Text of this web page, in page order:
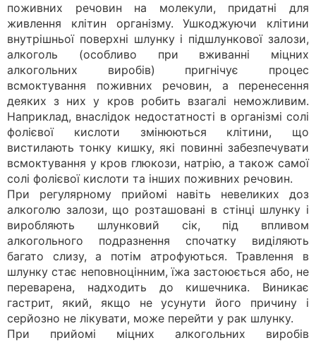
поживних речовин на молекули, придатні для
живлення клітин організму. Ушкоджуючи клітини
внутрішньої поверхні шлунку і підшлункової залози,
алкоголь (особливо при вживанні міцних
алкогольних виробів) пригнічує процес
всмоктування поживних речовин, а перенесення
деяких з них у кров робить взагалі неможливим.
Наприклад, внаслідок недостатності в організмі солі
фолієвої кислоти змінюються клітини, що
вистилають тонку кишку, які повинні забезпечувати
всмоктування у кров глюкози, натрію, а також самої
солі фолієвої кислоти та інших поживних речовин.
При регулярному прийомі навіть невеликих доз
алкоголю залози, що розташовані в стінці шлунку і
виробляють шлунковий сік, під впливом
алкогольного подразнення спочатку виділяють
багато слизу, а потім атрофуються. Травлення в
шлунку стає неповноцінним, їжа застоюється або, не
переварена, надходить до кишечника. Виникає
гастрит, який, якщо не усунути його причину і
серйозно не лікувати, може перейти у рак шлунку.
При прийомі міцних алкогольних виробів